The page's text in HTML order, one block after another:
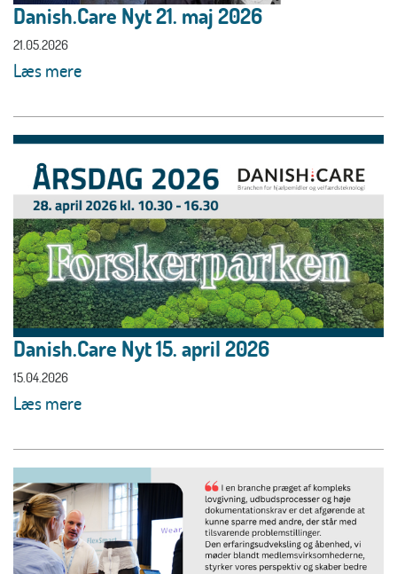
Danish.Care Nyt 21. maj 2026
21.05.2026
Læs mere
Danish.Care Nyt 15. april 2026
15.04.2026
Læs mere